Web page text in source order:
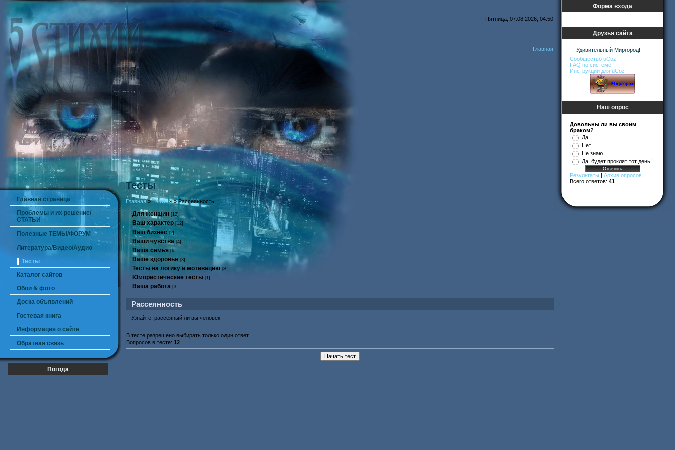
Главная страница
Проблемы и их решение/
СТАТЬИ
Полезные ТЕМЫ/ФОРУМ
Литература/Видео/Аудио
Тесты
Каталог сайтов
Обои & фото
Доска объявлений
Гостевая книга
Информация о сайте
Обратная связь
Погода
Пятница, 07.08.2026, 04:50
Главная
Тесты
Главная»Тесты»» Рассеянность
Для женщин [12]
Ваш характер [12]
Ваш бизнес [2]
Ваши чувства [4]
Ваша семья [6]
Ваше здоровье [3]
Тесты на логику и мотивацию [3]
Юмористические тесты [1]
Ваша работа [3]
Рассеянность
Узнайте, рассеяный ли вы человек!
В тесте разрешено выбирать только один ответ.
Вопросов в тесте: 12
Форма входа
Друзья сайта
Удивительный Миргород!
Сообщество uCoz
FAQ по системе
Инструкции для uCoz
Наш опрос
Довольны ли вы своим
браком?
Да
Нет
Не знаю
Да, будет проклят тот день!
Результаты | Архив опросов
Всего ответов: 41